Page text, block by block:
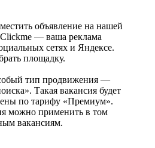
объявление на нашей
— ваша реклама
сетях и Яндексе.
площадку.
тип продвижения —
Такая вакансия будет
по тарифу «Премиум».
можно применить в том
вакансиям.